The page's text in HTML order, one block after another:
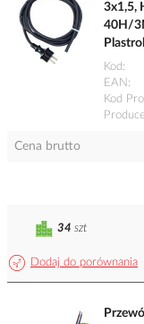
3x1,5,
40H/
Plastrol
Kod
EAN
Kod
Cena brutto
Dodaj do porównania
34 szt